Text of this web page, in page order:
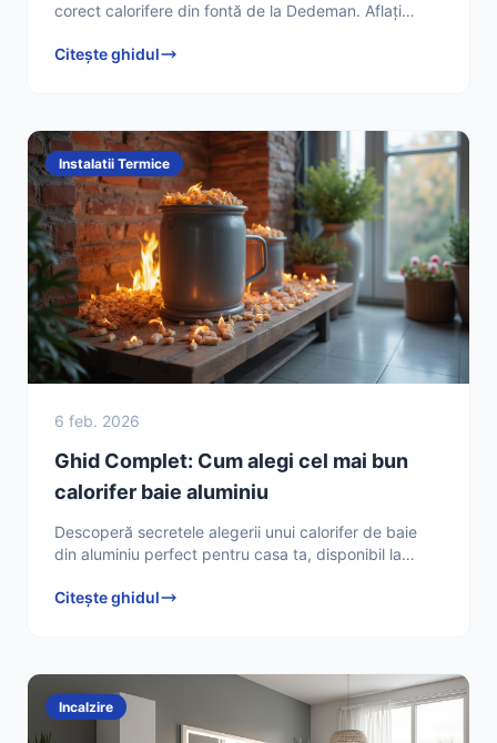
corect calorifere din fontă de la Dedeman. Aflați
Citește ghidul
Instalatii Termice
6 feb. 2026
Ghid Complet: Cum alegi cel mai bun
calorifer baie aluminiu
Descoperă secretele alegerii unui calorifer de baie
din aluminiu perfect pentru casa ta, disponibil la
să
Citește ghidul
Incalzire